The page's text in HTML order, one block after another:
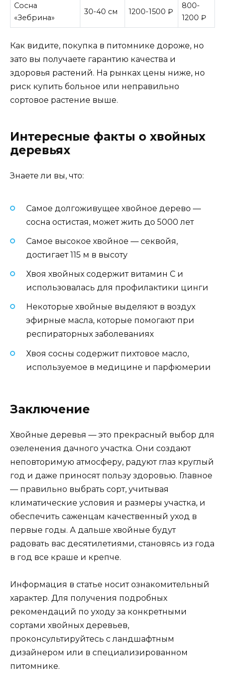
Сосна
«Зебрина»
30-40 см 1200-1500 ₽
800-
1200 ₽
Как видите, покупка в питомнике дороже, но
зато вы получаете гарантию качества и
здоровья растений. На рынках цены ниже, но
риск купить больное или неправильно
сортовое растение выше.
Интересные факты о хвойных
деревьях
Знаете ли вы, что:
Самое долгоживущее хвойное дерево —
сосна остистая, может жить до 5000 лет
Самое высокое хвойное — секвойя,
достигает 115 м в высоту
Хвоя хвойных содержит витамин С и
использовалась для профилактики цинги
Некоторые хвойные выделяют в воздух
эфирные масла, которые помогают при
респираторных заболеваниях
Хвоя сосны содержит пихтовое масло,
используемое в медицине и парфюмерии
Заключение
Хвойные деревья — это прекрасный выбор для
озеленения дачного участка. Они создают
неповторимую атмосферу, радуют глаз круглый
год и даже приносят пользу здоровью. Главное
— правильно выбрать сорт, учитывая
климатические условия и размеры участка, и
обеспечить саженцам качественный уход в
первые годы. А дальше хвойные будут
радовать вас десятилетиями, становясь из года
в год все краше и крепче.
Информация в статье носит ознакомительный
характер. Для получения подробных
рекомендаций по уходу за конкретными
сортами хвойных деревьев,
проконсультируйтесь с ландшафтным
дизайнером или в специализированном
питомнике.